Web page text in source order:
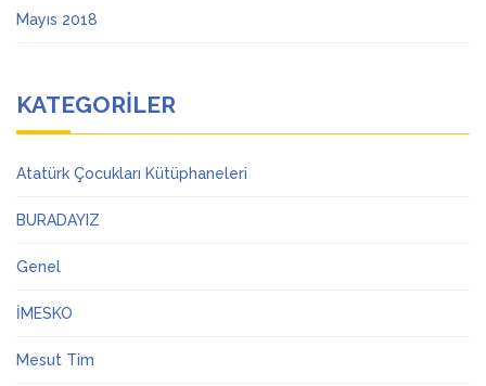
Mayıs 2018
KATEGORILER
Atatürk Çocukları Kütüphaneleri
BURADAYIZ
Genel
İMESKO
Mesut Tim